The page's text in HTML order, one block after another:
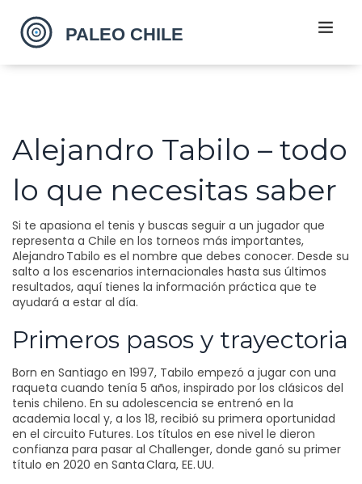
Alejandro Tabilo – todo
lo que necesitas saber
Si te apasiona el tenis y buscas seguir a un jugador que
representa a Chile en los torneos más importantes,
Alejandro Tabilo es el nombre que debes conocer. Desde su
salto a los escenarios internacionales hasta sus últimos
resultados, aquí tienes la información práctica que te
ayudará a estar al día.
Primeros pasos y trayectoria
Born en Santiago en 1997, Tabilo empezó a jugar con una
raqueta cuando tenía 5 años, inspirado por los clásicos del
tenis chileno. En su adolescencia se entrenó en la
academia local y, a los 18, recibió su primera oportunidad
en el circuito Futures. Los títulos en ese nivel le dieron
confianza para pasar al Challenger, donde ganó su primer
título en 2020 en Santa Clara, EE. UU.